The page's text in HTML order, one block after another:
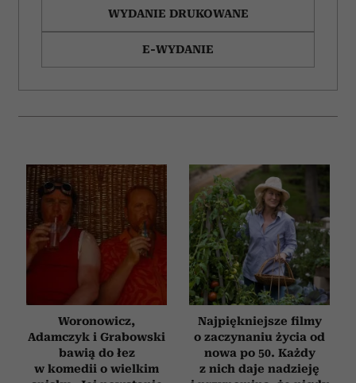
korzystania z ich usług.WYDANIE DRUKOWANE
E-WYDANIE
Woronowicz,
Adamczyk i Grabowski
bawią do łez
w komedii o wielkim
Najpiękniejsze filmy
o zaczynaniu życia od
nowa po 50. Każdy
z nich daje nadzieję